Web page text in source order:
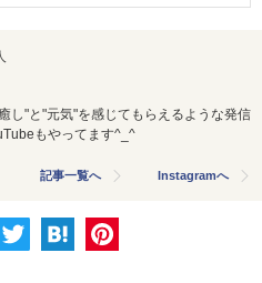
し"と"元気"を感じてもらえるような発信
もやってます^_^
記事一覧へ Instagramへ